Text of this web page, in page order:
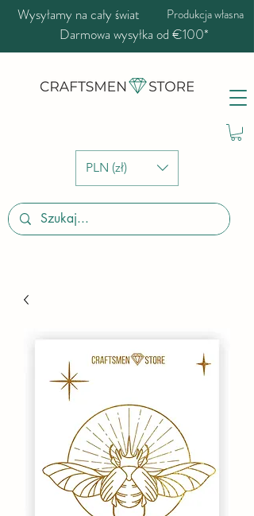
PLN (zł)
Wysyłamy na cały świat Produkcja własna
Darmowa wysyłka od €100*